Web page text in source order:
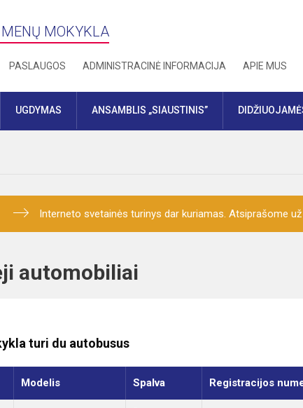
MOKYKLA
PASLAUGOS ADMINISTRACINĖ INFORMACIJA APIE MUS
UGDYMAS ANSAMBLIS „SIAUSTINIS”
Interneto svetainės turinys dar kuriamas. Atsiprašome
automobiliai
turi du autobusus
Modelis Spalva Registracijos